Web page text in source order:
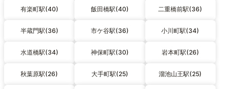
有楽町駅(40) 飯田橋駅(40) 二重橋前駅(36)
半蔵門駅(36) 市ケ谷駅(36) 小川町駅(34)
水道橋駅(34) 神保町駅(30) 岩本町駅(26)
秋葉原駅(26) 大手町駅(25) 溜池山王駅(25)